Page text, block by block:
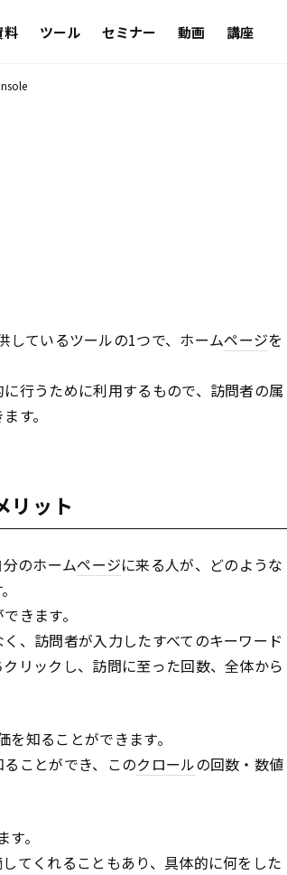
料 ツール セミナー 動画 講座
しているツールの1つで、ホームページを
行うために利用するもので、訪問者の属
す。
リット
のホームページに来る人が、どのような
きます。
、訪問者が入力したすべてのキーワード
リックし、訪問に至った回数、全体から
を知ることができます。
ことができ、このクロールの回数・数値
。
てくれることもあり、具体的に何をした